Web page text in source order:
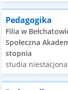
Pedagogika
Filia w
Społeczna
stopnia
studia